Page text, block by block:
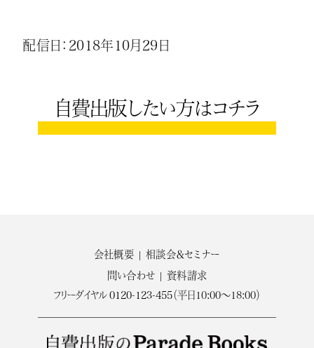
配信日：2018年10月29日
自費出版したい方はコチラ
会社概要 相談会＆セミナー
問い合わせ
資料請求
フリーダイヤル 0120-123-455（平日10:00～18:00）